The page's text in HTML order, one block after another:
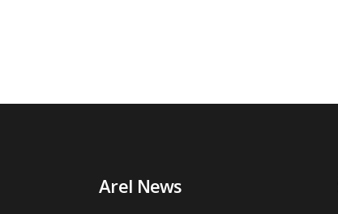
Arel News